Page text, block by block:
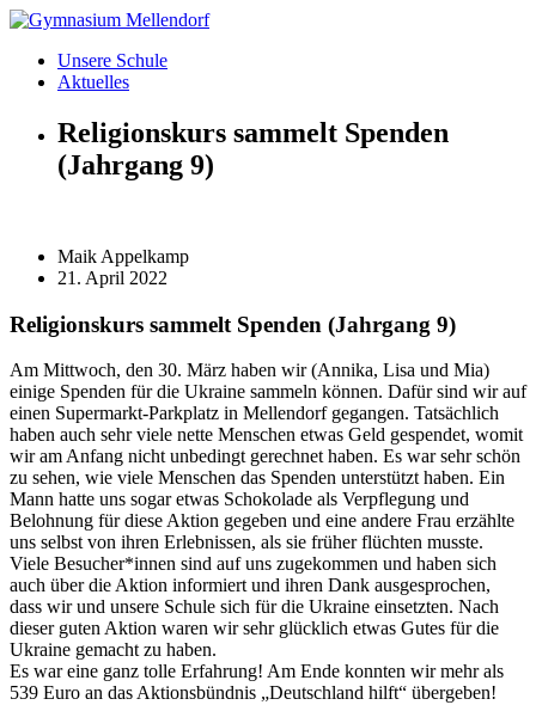
Zum
wechselnUnsere Schule
Aktuelles
Religionskurs sammelt Spenden
(Jahrgang 9)
Maik Appelkamp
21. April 2022
Religionskurs sammelt Spenden (Jahrgang 9)
Am Mittwoch, den 30. März haben wir (Annika, Lisa und Mia)
einige Spenden für die Ukraine sammeln können. Dafür sind wir auf
einen Supermarkt-Parkplatz in Mellendorf gegangen. Tatsächlich
haben auch sehr viele nette Menschen etwas Geld gespendet, womit
wir am Anfang nicht unbedingt gerechnet haben. Es war sehr schön
zu sehen, wie viele Menschen das Spenden unterstützt haben. Ein
Mann hatte uns sogar etwas Schokolade als Verpflegung und
Belohnung für diese Aktion gegeben und eine andere Frau erzählte
uns selbst von ihren Erlebnissen, als sie früher flüchten musste.
Viele Besucher*innen sind auf uns zugekommen und haben sich
auch über die Aktion informiert und ihren Dank ausgesprochen,
dass wir und unsere Schule sich für die Ukraine einsetzten. Nach
dieser guten Aktion waren wir sehr glücklich etwas Gutes für die
Ukraine gemacht zu haben.
Es war eine ganz tolle Erfahrung! Am Ende konnten wir mehr als
539 Euro an das Aktionsbündnis „Deutschland hilft“ übergeben!